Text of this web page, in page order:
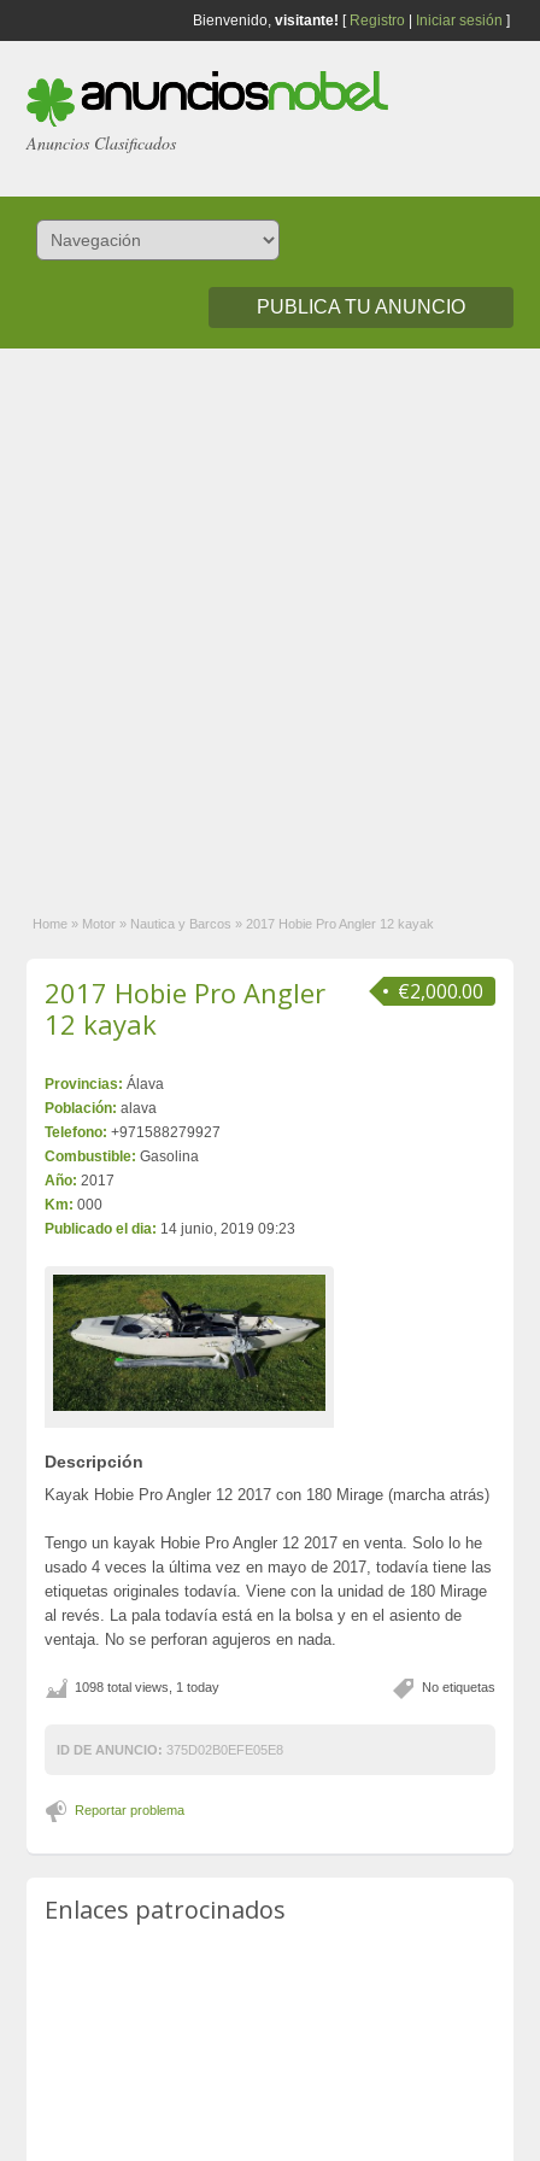
Bienvenido, visitante! [ Registro Iniciar sesión ]
Anuncios Clasificados
PUBLICA TU ANUNCIO
Home » Motor » Nautica y Barcos » 2017 Hobie Pro Angler 12 kayak
€2,000.00
2017 Hobie Pro Angler
12 kayak
Provincias: Álava
Población: alava
Telefono: +971588279927
Combustible: Gasolina
Año: 2017
Km: 000
Publicado el dia: 14 junio, 2019 09:23
Descripción
Kayak Hobie Pro Angler 12 2017 con 180 Mirage (marcha atrás)
Tengo un kayak Hobie Pro Angler 12 2017 en venta. Solo lo he
usado 4 veces la última vez en mayo de 2017, todavía tiene las
etiquetas originales todavía. Viene con la unidad de 180 Mirage
al revés. La pala todavía está en la bolsa y en el asiento de
ventaja. No se perforan agujeros en nada.
No etiquetas
1098 total views, 1 today
ID DE ANUNCIO: 375D02B0EFE05E8
Reportar problema
Enlaces patrocinados